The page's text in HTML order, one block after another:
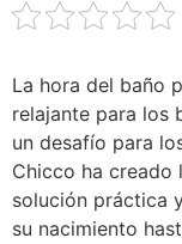
La hora del baño
relajante para los
un desafío para
Chicco ha creado
solución práctica
su nacimiento